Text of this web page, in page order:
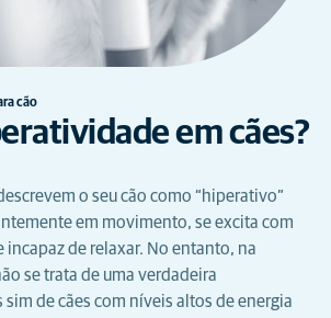
cão
em cães?
o seu cão como “hiperativo”
em movimento, se excita com
incapaz de relaxar. No entanto, na
se trata de uma verdadeira
de cães com níveis altos de energia